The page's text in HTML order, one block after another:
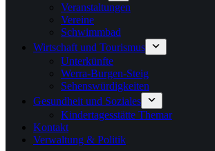
Veranstaltungen
Vereine
Schwimmbad
Wirtschaft und Tourismus
Unterkünfte
Werra-Burgen-Steig
Sehenswürdigkeiten
Gesundheit und Soziales
Kindertagesstätte Themar
Kontakt
Verwaltung & Politik